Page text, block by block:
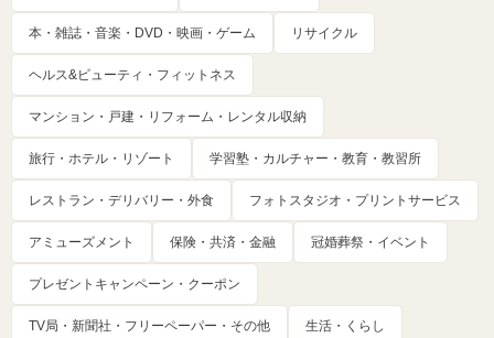
本・雑誌・音楽・DVD・映画・ゲーム リサイクル
ヘルス&ビューティ・フィットネス
マンション・戸建・リフォーム・レンタル収納
旅行・ホテル・リゾート 学習塾・カルチャー・教育・教習所
レストラン・デリバリー・外食 フォトスタジオ・プリントサービス
アミューズメント 保険・共済・金融 冠婚葬祭・イベント
プレゼントキャンペーン・クーポン
TV局・新聞社・フリーペーパー・その他 生活・くらし